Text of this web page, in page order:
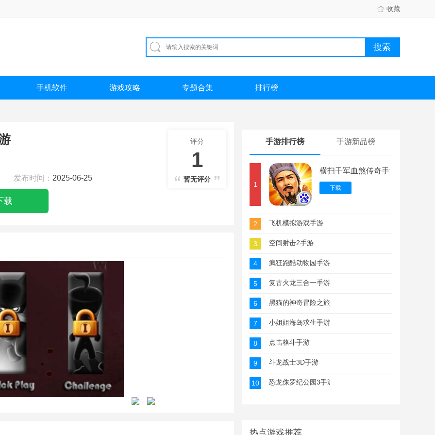
收藏
手机软件 游戏攻略 专题合集 排行榜
发布时间： 2025-06-25
载
评分
1
暂无评分
手游排行榜 手游新品榜
1
横扫千军血煞传奇手游
下载
2 飞机模拟游戏手游
3 空间射击2手游
4 疯狂跑酷动物园手游
5 复古火龙三合一手游
6 黑猫的神奇冒险之旅手游
7 小姐姐海岛求生手游
8 点击格斗手游
9 斗龙战士3D手游
10 恐龙侏罗纪公园3手游
热点游戏推荐